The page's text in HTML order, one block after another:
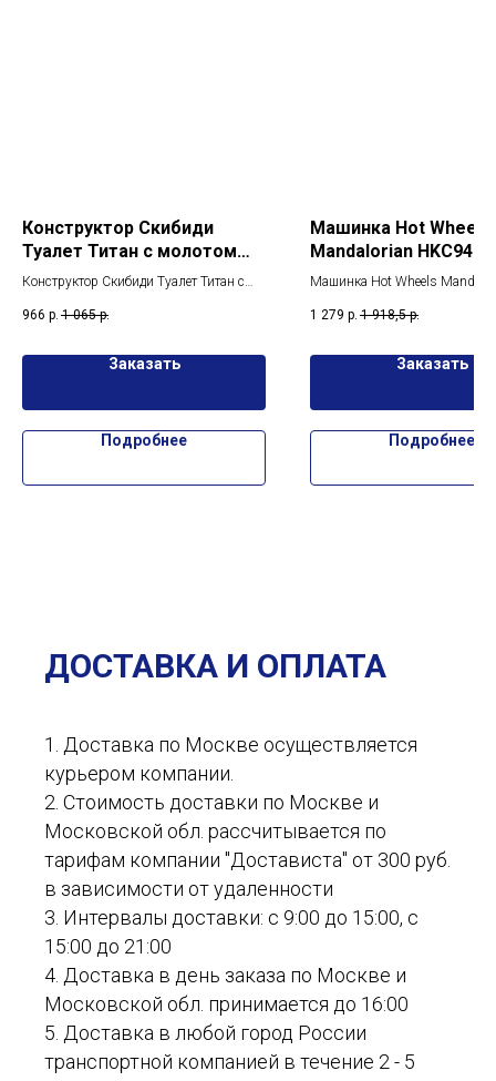
Конструктор Скибиди
Туалет Титан с молотом
474 детали
Конструктор Скибиди Туалет Титан с
966 р. 1 065 р.
Заказать
Подробнее
Машинка Hot Wheels
Mandalorian HKC94
Машинка Hot Wheels
Олицетворение скорости и
1 279 р. 1 918,5 р.
Заказать
Подробнее
ДОСТАВКА И ОПЛАТА
1. Доставка по Москве осуществляется
курьером компании.
2. Стоимость доставки по Москве и
Московской обл. рассчитывается по
тарифам компании "Достависта" от 300 руб.
в зависимости от удаленности
3. Интервалы доставки: с 9:00 до 15:00, с
15:00 до 21:00
4. Доставка в день заказа по Москве и
Московской обл. принимается до 16:00
5. Доставка в любой город России
транспортной компанией в течение 2 - 5